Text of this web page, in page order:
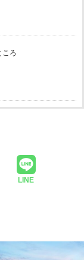
ころ
LINE